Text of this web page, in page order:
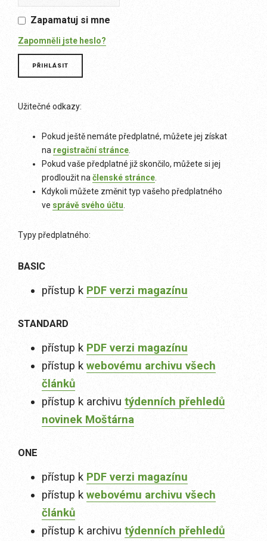
Zapamatuj si mne
Zapomněli jste heslo?
Užitečné odkazy:
Pokud ještě nemáte předplatné, můžete jej získat
na registrační stránce
Pokud vaše předplatné již skončilo, můžete si jej
prodloužit na členské stránce
Kdykoli můžete změnit typ vašeho předplatného
ve správě svého účtu
Typy předplatného:
BASIC
přístup k PDF verzi magazínu
STANDARD
přístup k PDF verzi magazínu
přístup k webovému archivu všech
článků
přístup k archivu týdenních přehledů
novinek Moštárna
ONE
přístup k PDF verzi magazínu
přístup k webovému archivu všech
článků
přístup k archivu týdenních přehledů